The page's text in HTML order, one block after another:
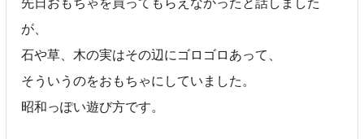
が、
石や草、木の実はその辺にゴロゴロあって、
そういうのをおもちゃにしていました。
昭和っぽい遊び方です。